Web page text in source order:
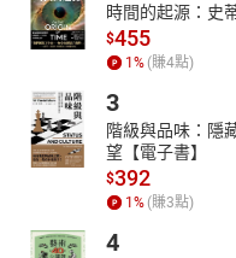
時間的起源：史
$455
1% (賺4點)
3
階級與品味：隱
望【電子書】
$392
1% (賺3點)
4